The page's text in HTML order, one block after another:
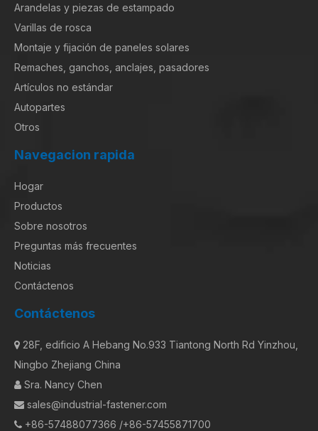
Arandelas y piezas de estampado
Varillas de rosca
Montaje y fijación de paneles solares
Remaches, ganchos, anclajes, pasadores
Artículos no estándar
Autopartes
Otros
Navegacion rapida
Hogar
Productos
Sobre nosotros
Preguntas más frecuentes
Noticias
Contáctenos
Contáctenos
 28F, edificio A Hebang No.933 Tiantong North Rd Yinzhou,
Ningbo Zhejiang China
 Sra. Nancy Chen
 sales@industrial-fastener.com
 +86-57488077366 /+86-57455871700